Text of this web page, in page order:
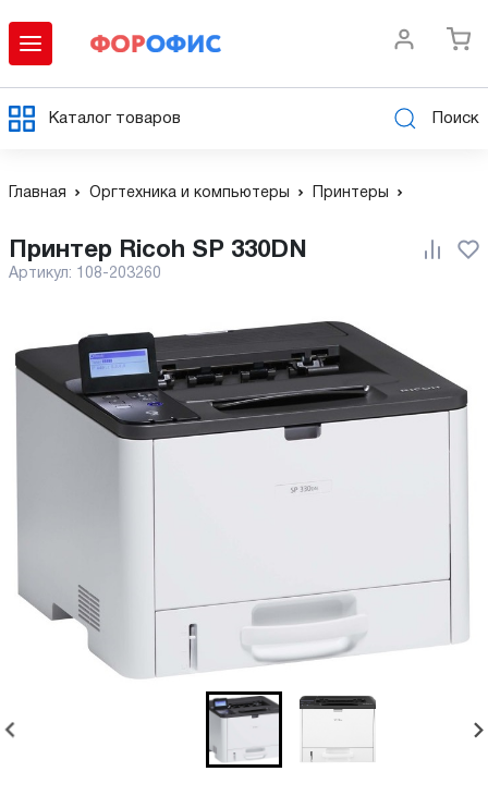
Каталог товаров Поиск
Главная Оргтехника и компьютеры Принтеры
Принтер Ricoh SP 330DN
Артикул: 108-203260